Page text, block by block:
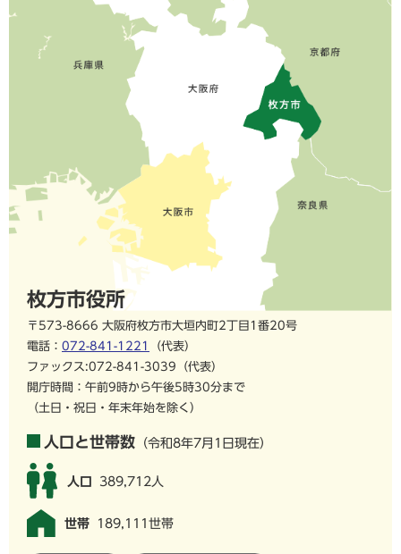
枚方市役所
〒573-8666 大阪府枚方市大垣内町2丁目1番20号
電話： 072-841-1221
（代表）
ファックス:072-841-3039（代表）
開庁時間：午前9時から午後5時30分まで
（土日・祝日・年末年始を除く）
人口と世帯数 （令和8年7月1日現在）
人口 389,712人
世帯 189,111世帯